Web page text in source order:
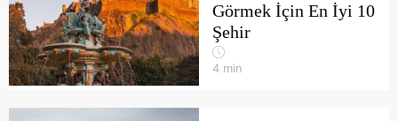
Görmek İçin En İyi 10
Şehir
4 min